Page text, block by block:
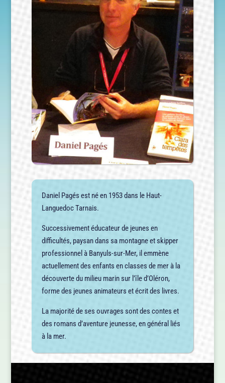
Daniel Pagés est né en 1953 dans le Haut-
Languedoc Tarnais.
Successivement éducateur de jeunes en
difficultés, paysan dans sa montagne et skipper
professionnel à Banyuls-sur-Mer, il emmène
actuellement des enfants en classes de mer à la
découverte du milieu marin sur l’île d’Oléron,
forme des jeunes animateurs et écrit des livres.
La majorité de ses ouvrages sont des contes et
des romans d’aventure jeunesse, en général liés
à la mer.